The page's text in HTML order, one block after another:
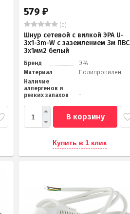
579 ₽
(0)
Шнур сетевой с вилкой ЭРА U-
3x1-3m-W с заземлением 3м ПВС
3x1мм2 белый
Бренд
ЭРА
Материал
Полипропилен
Наличие
аллергенов и
резких запахов
-
В корзину
Купить в 1 клик